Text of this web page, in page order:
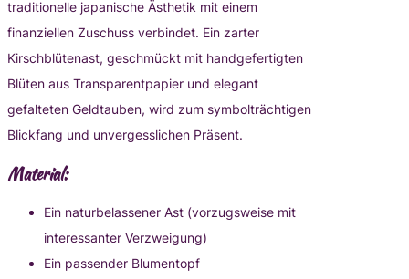
traditionelle japanische Ästhetik mit einem
finanziellen Zuschuss verbindet. Ein zarter
Kirschblütenast, geschmückt mit handgefertigten
Blüten aus Transparentpapier und elegant
gefalteten Geldtauben, wird zum symbolträchtigen
Blickfang und unvergesslichen Präsent.
Material:
Ein naturbelassener Ast (vorzugsweise mit
interessanter Verzweigung)
Ein passender Blumentopf